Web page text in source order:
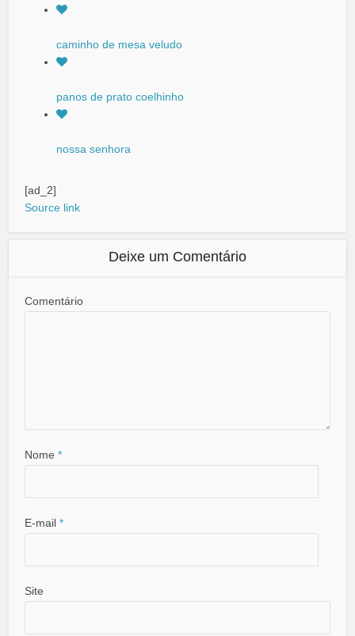
caminho de mesa veludo
panos de prato coelhinho
nossa senhora
[ad_2]
Source link
Deixe um Comentário
Comentário
Nome*
E-mail*
Site